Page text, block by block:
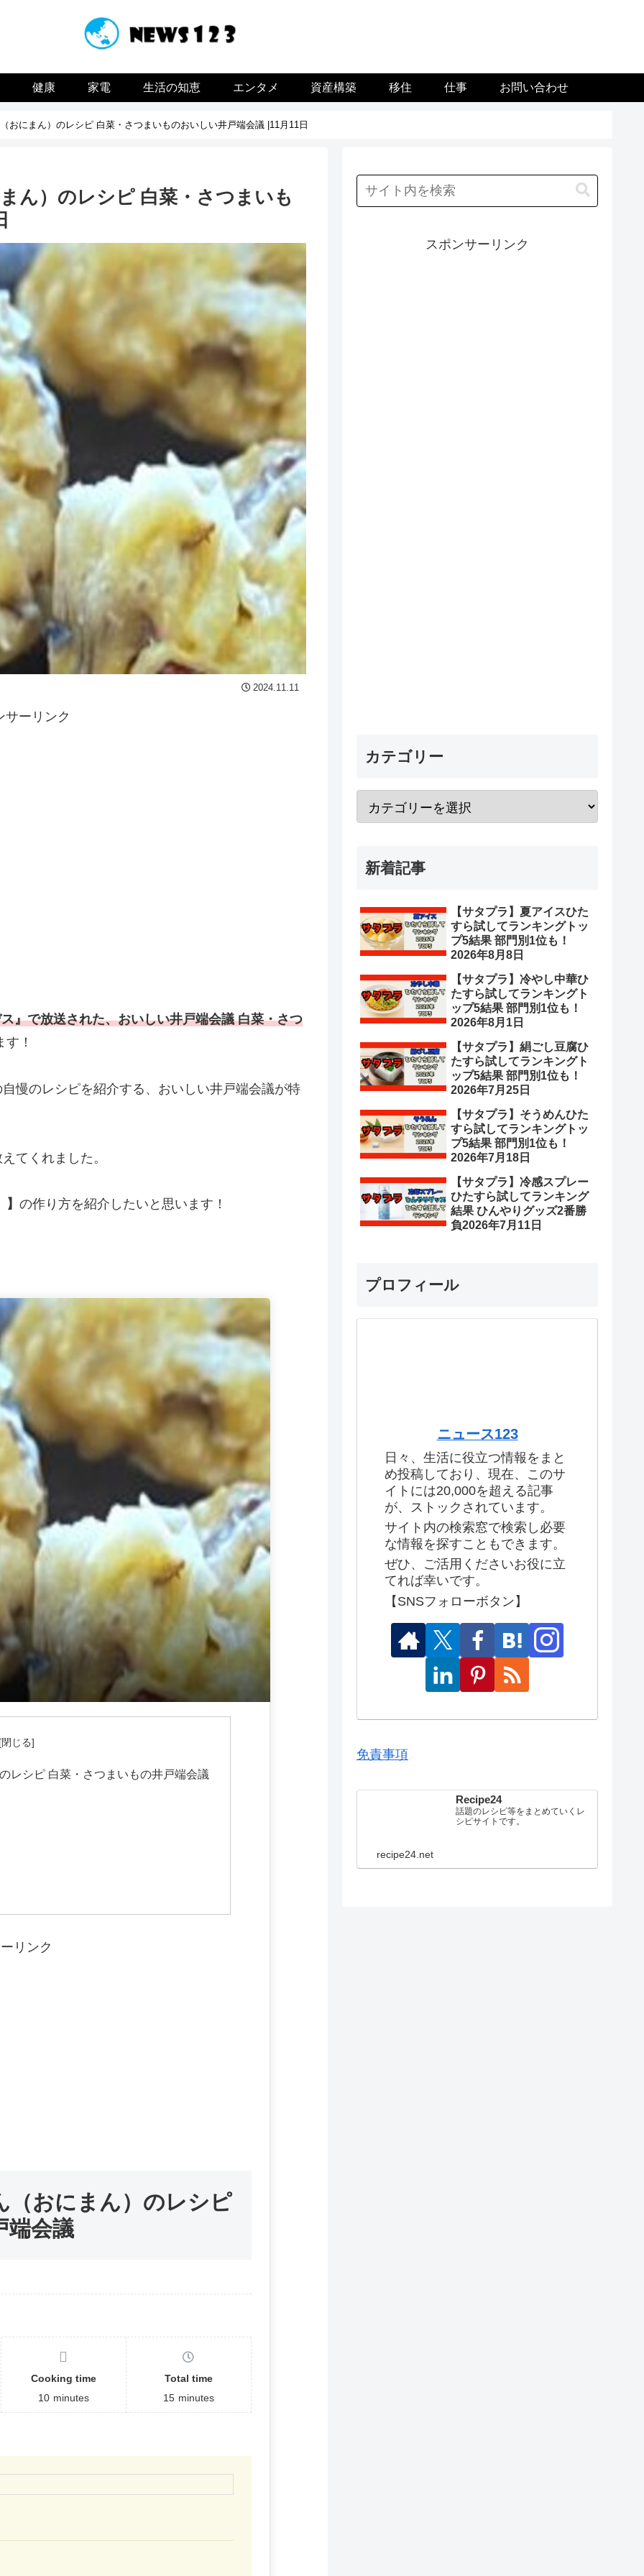
健康 家電 生活の知恵 エンタメ 資産構築 移住 仕事 お問い合わせ
おにまん）のレシピ 白菜・さつまいものおいしい井戸端会議 |11月11日
ん）のレシピ 白菜・さつまいも
2024.11.11
サーリンク
』で放送された、おいしい井戸端会議 白菜・さつ
！
慢のレシピを紹介する、おいしい井戸端会議が特
てくれました。
】 の作り方を紹介したいと思います！
レシピ 白菜・さつまいもの井戸端会議
リンク
（おにまん）のレシピ
端会議
Cooking time
10 minutes
Total time
15 minutes
スポンサーリンク
カテゴリー
新着記事
【サタプラ】夏アイスひた
すら試してランキングトッ
プ5結果 部門別1位も！
2026年8月8日
【サタプラ】冷やし中華ひ
たすら試してランキングト
ップ5結果 部門別1位も！
2026年8月1日
【サタプラ】絹ごし豆腐ひ
たすら試してランキングト
ップ5結果 部門別1位も！
2026年7月25日
【サタプラ】そうめんひた
すら試してランキングトッ
プ5結果 部門別1位も！
2026年7月18日
【サタプラ】冷感スプレー
ひたすら試してランキング
結果 ひんやりグッズ2番勝
負2026年7月11日
プロフィール
ニュース123
日々、生活に役立つ情報をまと
め投稿しており、現在、このサ
イトには20,000を超える記事
が、ストックされています。
サイト内の検索窓で検索し必要
な情報を探すこともできます。
ぜひ、ご活用くださいお役に立
てれば幸いです。
【SNSフォローボタン】
免責事項
Recipe24
話題のレシピ等をまとめていくレ
シピサイトです。
recipe24.net